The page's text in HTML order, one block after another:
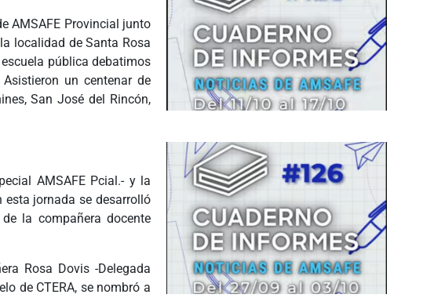
AMSAFE Provincial junto
localidad de Santa Rosa
pública debatimos
un centenar de
San José del Rincón,
AMSAFE Pcial.- y la
esta jornada se desarrolló
la compañera docente
Rosa Dovis -Delegada
de CTERA, se nombró a